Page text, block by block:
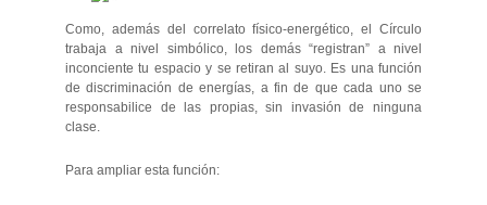
Como, además del correlato físico-energético, el Círculo
trabaja a nivel simbólico, los demás “registran” a nivel
inconciente tu espacio y se retiran al suyo. Es una función
de discriminación de energías, a fin de que cada uno se
responsabilice de las propias, sin invasión de ninguna
clase.
Para ampliar esta función: